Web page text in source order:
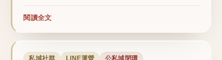
閱讀全文